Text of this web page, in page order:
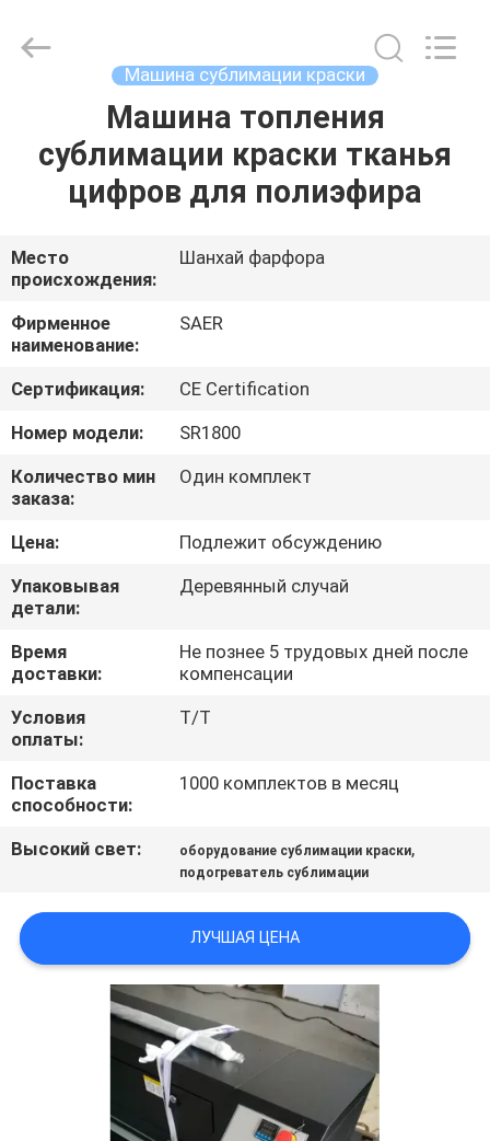
ГЛАВНАЯ
СТРАНИЦА
РОЛИКИ
О
КОМПАНИИ
НАША
ФАБРИКА
КОНТРОЛЬ
КАЧЕСТВА
КОНТАКТНЫЕ
ДАННЫЕ
НОВОСТИ
ВСЕ
COMPANY
Supplier
Машина сублимации краски
Машина топления
сублимации краски тканья
цифров для полиэфира
Место
происхождения:
Шанхай фарфора
Фирменное
наименование:
SAER
Сертификация:
CE Certification
Номер модели:
SR1800
Количество мин
заказа:
Один комплект
Цена:
Подлежит обсуждению
Упаковывая
детали:
Деревянный случай
Время
доставки:
Не познее 5 трудовых дней после
компенсации
Условия
оплаты:
T/T
Поставка
способности:
1000 комплектов в месяц
Высокий свет: оборудование сублимации краски,
подогреватель сублимации
ЛУЧШАЯ ЦЕНА